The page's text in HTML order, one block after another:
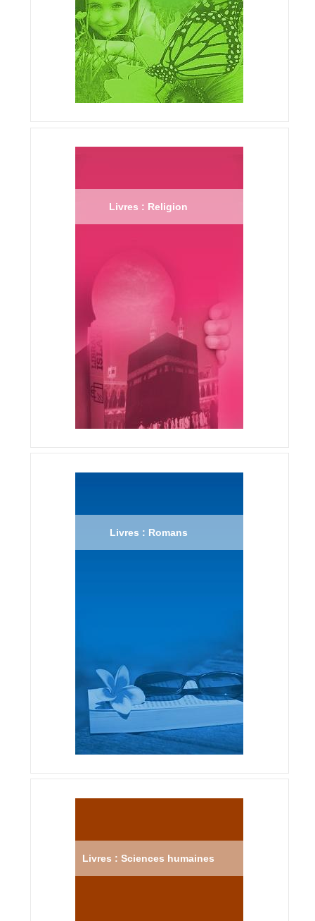
Livres : Religion
Livres : Romans
Livres : Sciences humaines